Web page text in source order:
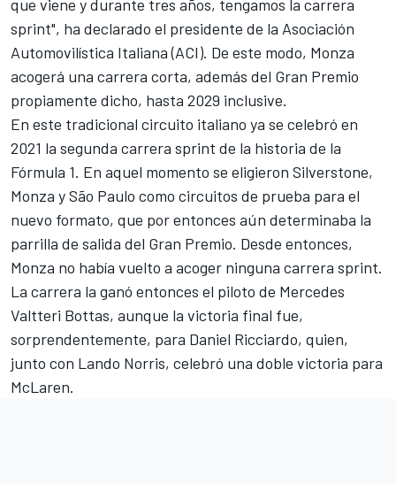
que viene y durante tres años, tengamos la carrera
sprint", ha declarado el presidente de la Asociación
Automovilística Italiana (ACI). De este modo, Monza
acogerá una carrera corta, además del Gran Premio
propiamente dicho, hasta 2029 inclusive.
En este tradicional circuito italiano ya se celebró en
2021 la segunda carrera sprint de la historia de la
Fórmula 1. En aquel momento se eligieron Silverstone,
Monza y São Paulo como circuitos de prueba para el
nuevo formato, que por entonces aún determinaba la
parrilla de salida del Gran Premio. Desde entonces,
Monza no había vuelto a acoger ninguna carrera sprint.
La carrera la ganó entonces el piloto de Mercedes
Valtteri Bottas, aunque la victoria final fue,
sorprendentemente, para Daniel Ricciardo, quien,
junto con Lando Norris, celebró una doble victoria para
McLaren.